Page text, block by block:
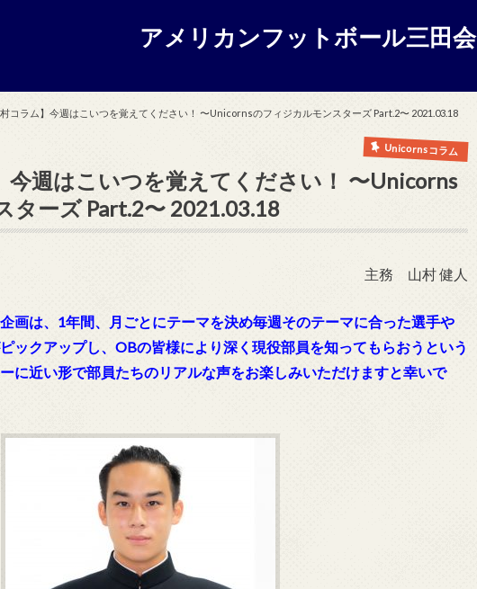
アメリカンフットボール三田会
村コラム】今週はこいつを覚えてください！ 〜Unicornsのフィジカルモンスターズ Part.2〜 2021.03.18
Unicornsコラム
今週はこいつを覚えてください！ 〜Unicorns
ターズ Part.2〜 2021.03.18
主務 山村 健人
画は、1年間、月ごとにテーマを決め毎週そのテーマに合った選手や
ックアップし、OBの皆様により深く現役部員を知ってもらおうという
に近い形で部員たちのリアルな声をお楽しみいただけますと幸いで